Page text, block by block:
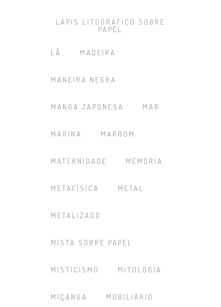
LÁPIS LITOGRÁFICO SOBRE
PAPEL
LÃ MADEIRA
MANEIRA NEGRA
MANGA JAPONESA MAR
MARINA MARROM
MATERNIDADE MEMÓRIA
METAFÍSICA METAL
METALIZADO
MISTA SOBRE PAPEL
MISTICISMO MITOLOGIA
MIÇANGA MOBILIÁRIO